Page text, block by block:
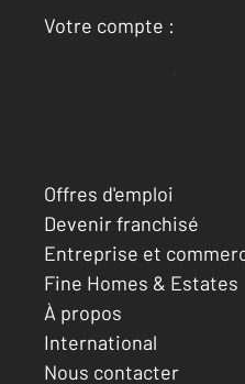
Votre compte :
Accéder à mon
Offres d'emploi
Devenir franchisé
Entreprise et
Fine Homes & Estates
À propos
International
Nous contacter